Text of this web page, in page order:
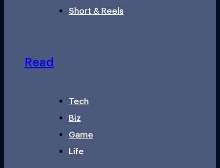
Short & Reels
Read
Tech
Biz
Game
Life